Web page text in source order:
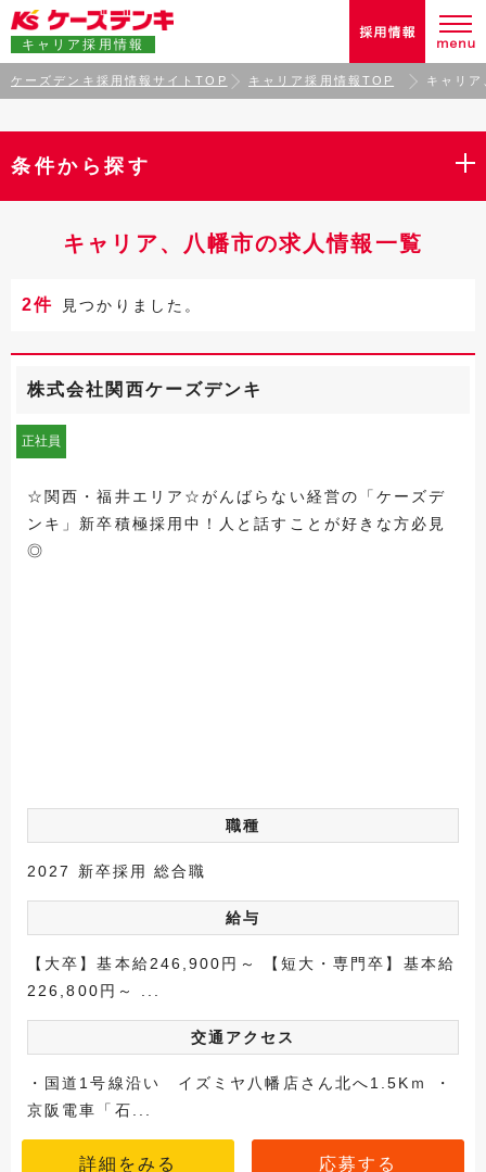
キャリア採用情報
ケーズデンキ採用情報サイトTOP キャリア採用情報TOP キャリ
条件から探す
キャリア、八幡市の求人情報一覧
2件 見つかりました。
株式会社関西ケーズデンキ
正社員
☆関西・福井エリア☆がんばらない経営の「ケーズデ
ンキ」新卒積極採用中！人と話すことが好きな方必見
◎
職種
2027 新卒採用 総合職
給与
【大卒】基本給246,900円～ 【短大・専門卒】基本給
226,800円～ ...
交通アクセス
・国道1号線沿い イズミヤ八幡店さん北へ1.5Kｍ ・
京阪電車「石...
詳細をみる 応募する